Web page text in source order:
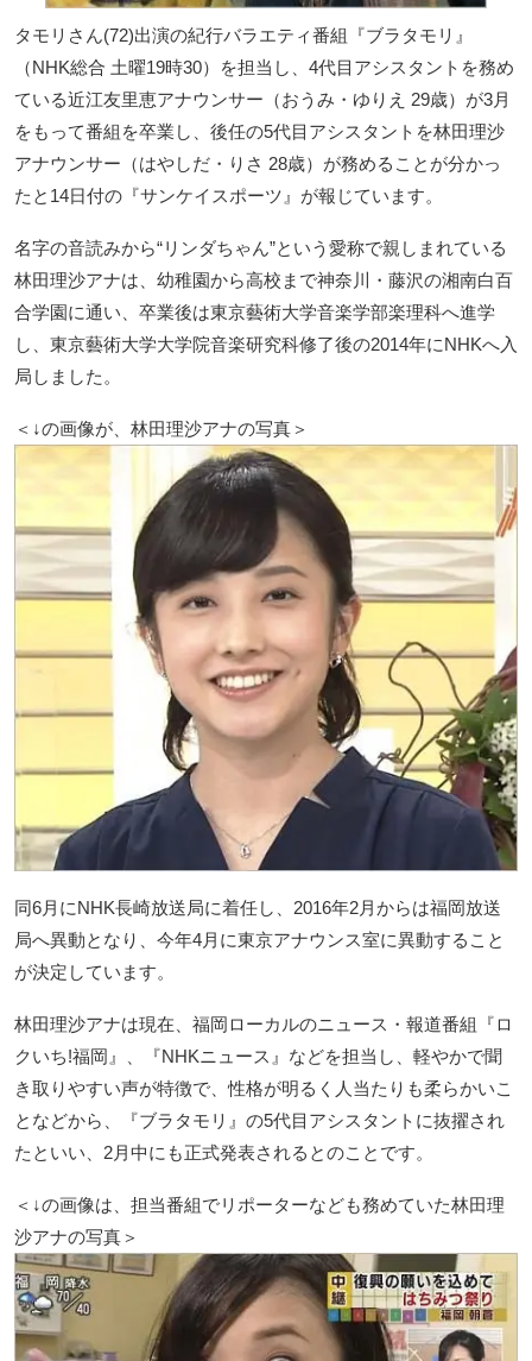
タモリさん(72)出演の紀行バラエティ番組『ブラタモリ』
（NHK総合 土曜19時30）を担当し、4代目アシスタントを務め
ている近江友里恵アナウンサー（おうみ・ゆりえ 29歳）が3月
をもって番組を卒業し、後任の5代目アシスタントを林田理沙
アナウンサー（はやしだ・りさ 28歳）が務めることが分かっ
たと14日付の『サンケイスポーツ』が報じています。
名字の音読みから“リンダちゃん”という愛称で親しまれている
林田理沙アナは、幼稚園から高校まで神奈川・藤沢の湘南白百
合学園に通い、卒業後は東京藝術大学音楽学部楽理科へ進学
し、東京藝術大学大学院音楽研究科修了後の2014年にNHKへ入
局しました。
＜↓の画像が、林田理沙アナの写真＞
同6月にNHK長崎放送局に着任し、2016年2月からは福岡放送
局へ異動となり、今年4月に東京アナウンス室に異動すること
が決定しています。
林田理沙アナは現在、福岡ローカルのニュース・報道番組『ロ
クいち!福岡』、『NHKニュース』などを担当し、軽やかで聞
き取りやすい声が特徴で、性格が明るく人当たりも柔らかいこ
となどから、『ブラタモリ』の5代目アシスタントに抜擢され
たといい、2月中にも正式発表されるとのことです。
＜↓の画像は、担当番組でリポーターなども務めていた林田理
沙アナの写真＞